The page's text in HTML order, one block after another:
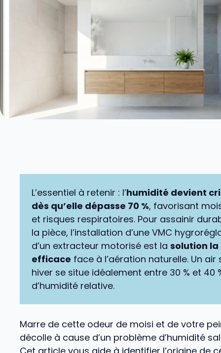
L’essentiel à retenir : l’humidité devient
dès qu’elle dépasse 70 %, favorisant
et risques respiratoires. Pour assainir
la pièce, l’installation d’une VMC
d’un extracteur motorisé est la solution la
efficace face à l’aération naturelle. Un air
hiver se situe idéalement entre 30 % et 40
d’humidité relative.
Marre de cette odeur de moisi et de votre
décolle à cause d’un problème d’humidité